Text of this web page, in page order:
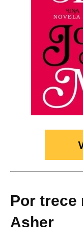
Por trece
Asher